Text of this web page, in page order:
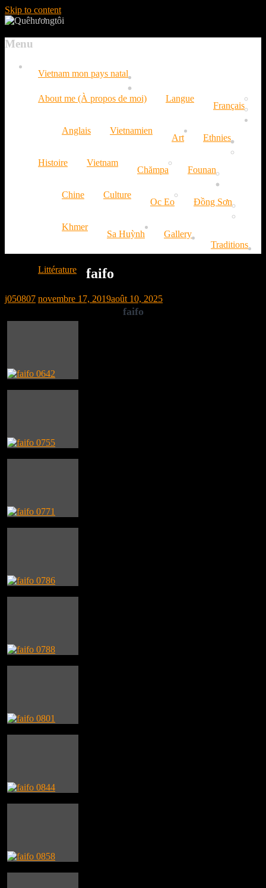
Skip to content
Menu
Vietnam mon pays natal
About me (À propos de moi) Langue
Français
Anglais Vietnamien
Art Ethnies
Histoire Vietnam
Chămpa Founan
Chine Culture
Oc Eo Đồng Sơn
Khmer
Sa Huỳnh
Gallery
Traditions
Littérature faifo
j050807 novembre 17, 2019août 10, 2025
faifo